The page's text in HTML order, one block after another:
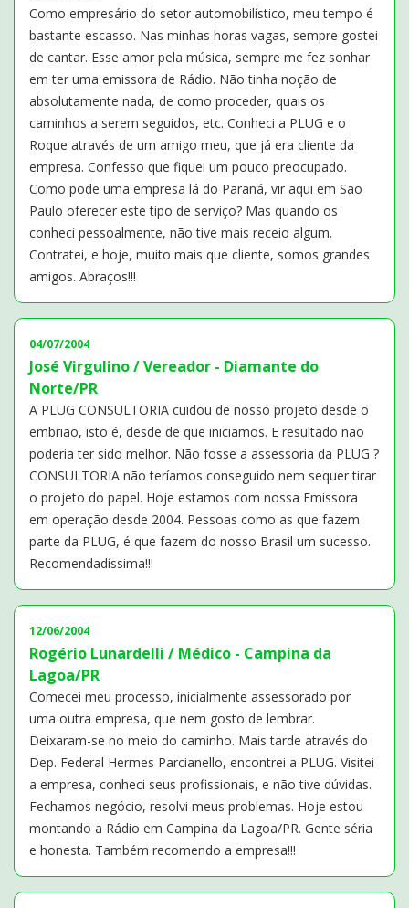
Como empresário do setor automobilístico, meu tempo é
bastante escasso. Nas minhas horas vagas, sempre gostei
de cantar. Esse amor pela música, sempre me fez sonhar
em ter uma emissora de Rádio. Não tinha noção de
absolutamente nada, de como proceder, quais os
caminhos a serem seguidos, etc. Conheci a PLUG e o
Roque através de um amigo meu, que já era cliente da
empresa. Confesso que fiquei um pouco preocupado.
Como pode uma empresa lá do Paraná, vir aqui em São
Paulo oferecer este tipo de serviço? Mas quando os
conheci pessoalmente, não tive mais receio algum.
Contratei, e hoje, muito mais que cliente, somos grandes
amigos. Abraços!!!
04/07/2004
José Virgulino / Vereador - Diamante do
Norte/PR
A PLUG CONSULTORIA cuidou de nosso projeto desde o
embrião, isto é, desde de que iniciamos. E resultado não
poderia ter sido melhor. Não fosse a assessoria da PLUG ?
CONSULTORIA não teríamos conseguido nem sequer tirar
o projeto do papel. Hoje estamos com nossa Emissora
em operação desde 2004. Pessoas como as que fazem
parte da PLUG, é que fazem do nosso Brasil um sucesso.
Recomendadíssima!!!
12/06/2004
Rogério Lunardelli / Médico - Campina da
Lagoa/PR
Comecei meu processo, inicialmente assessorado por
uma outra empresa, que nem gosto de lembrar.
Deixaram-se no meio do caminho. Mais tarde através do
Dep. Federal Hermes Parcianello, encontrei a PLUG. Visitei
a empresa, conheci seus profissionais, e não tive dúvidas.
Fechamos negócio, resolvi meus problemas. Hoje estou
montando a Rádio em Campina da Lagoa/PR. Gente séria
e honesta. Também recomendo a empresa!!!